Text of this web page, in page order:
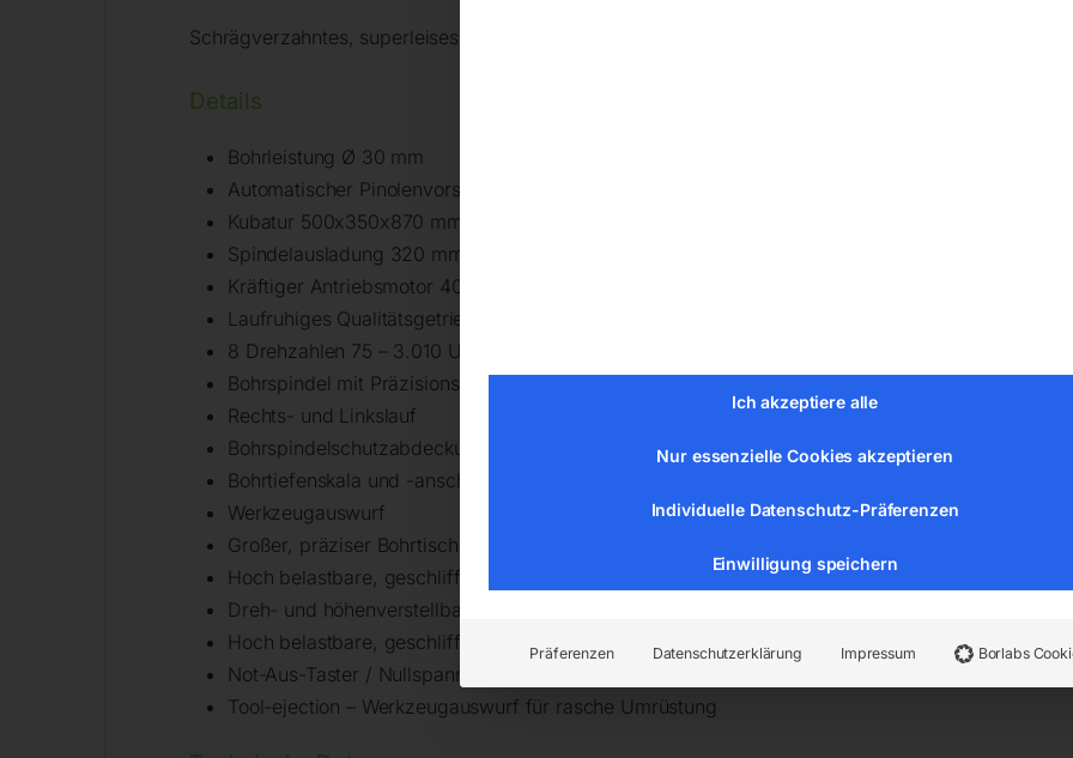
Schrägverzahntes, superleises Spezialgetriebe durch Zahnräder aus Stahl-/Pressstoff-Kombination.
Details
Bohrleistung Ø 30 mm
Automatischer Pinolenvorschub (0,1; 0,15; 0,22; 0,33 mm/U)
Kubatur 500x350x870 mm
Spindelausladung 320 mm
Kräftiger Antriebsmotor 400 V, 2-stufig 1.200 / 900 W
Laufruhiges Qualitätsgetriebe mit hoch belastbarer Schrägverzahnung
8 Drehzahlen 75 – 3.010 UpM
Bohrspindel mit Präzisionslager
Rechts- und Linkslauf
Bohrspindelschutzabdeckung
Bohrtiefenskala und -anschlag
Werkzeugauswurf
Großer, präziser Bohrtisch mit T-Nuten und Kühlmittelrinne
Hoch belastbare, geschliffene Stahlsäule mit Zahnstange
Dreh- und höhenverstellbarer Bohrkopf
Hoch belastbare, geschliffene Stahlsäule mit Zahnstange
Not-Aus-Taster / Nullspannungsauslöser
Tool-ejection – Werkzeugauswurf für rasche Umrüstung
Ich akzeptiere alle
Nur essenzielle Cookies akzeptieren
Individuelle Datenschutz-Präferenzen
Einwilligung speichern
Präferenzen Datenschutzerklärung Impressum Borlabs